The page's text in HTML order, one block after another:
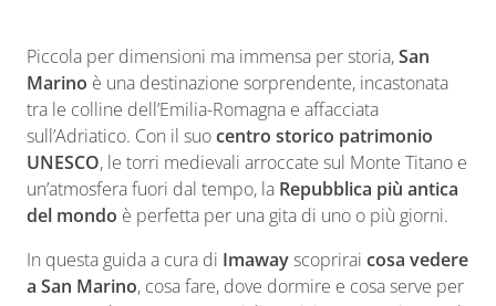
Piccola per dimensioni ma immensa per storia,San
Marino è una destinazione sorprendente, incastonata
tra le colline dell’Emilia-Romagna e affacciata
sull’Adriatico. Con il suocentro storico patrimonio
UNESCO, le torri medievali arroccate sul Monte Titano e
un’atmosfera fuori dal tempo, la Repubblica più antica
del mondo è perfetta per una gita di uno o più giorni.
In questa guida a cura di Imawayscoprirai cosa vedere
a San Marino, cosa fare, dove dormire e cosa serve per